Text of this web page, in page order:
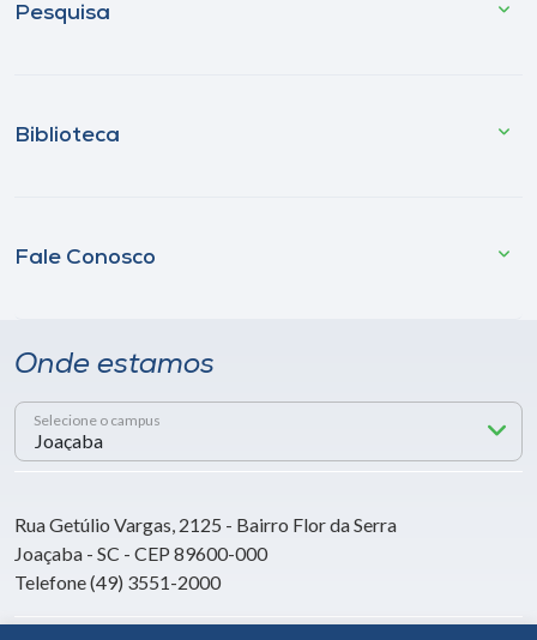
Pesquisa
Biblioteca
Fale Conosco
Onde estamos
Selecione o campus
Rua Getúlio Vargas, 2125 - Bairro Flor da Serra
Joaçaba - SC - CEP 89600-000
Telefone (49) 3551-2000